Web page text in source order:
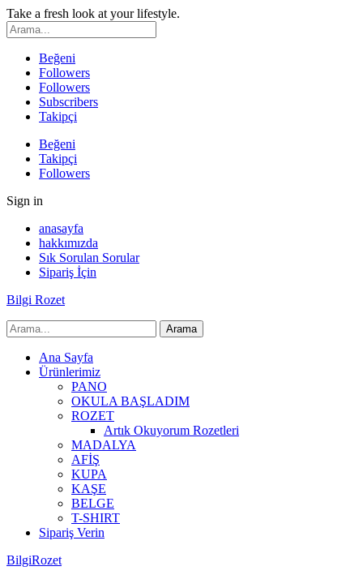
Take a fresh look at your lifestyle.
Beğeni
Followers
Followers
Subscribers
Takipçi
Beğeni
Takipçi
Followers
Sign in
anasayfa
hakkımızda
Sık Sorulan Sorular
Sipariş İçin
Bilgi Rozet
Ana Sayfa
Ürünlerimiz
PANO
OKULA BAŞLADIM
ROZET
Artık Okuyorum Rozetleri
MADALYA
AFİŞ
KUPA
KAŞE
BELGE
T-SHIRT
Sipariş Verin
BilgiRozet